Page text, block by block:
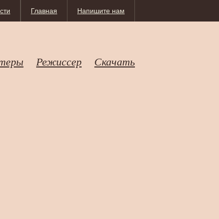
Напишите нам
Главная
Режиссер Скачать